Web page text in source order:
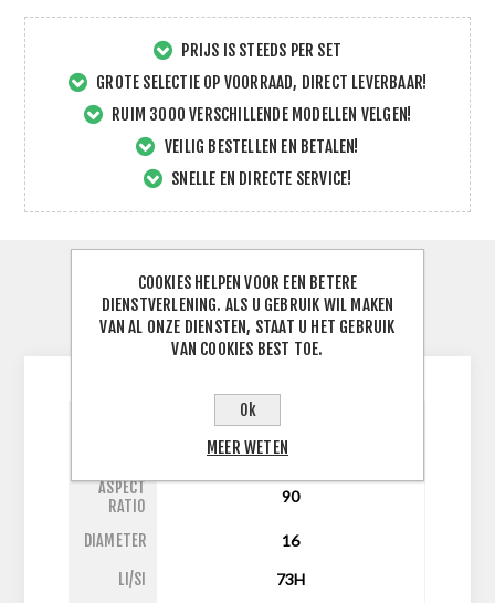
PRIJS IS STEEDS PER SET
GROTE SELECTIE OP VOORRAAD, DIRECT LEVERBAAR!
RUIM 3000 VERSCHILLENDE MODELLEN VELGEN!
VEILIG BESTELLEN EN BETALEN!
SNELLE EN DIRECTE SERVICE!
SPECIFICATIES
CONTACTEER ONS
130
ASPECT
RATIO
90
DIAMETER 16
LI/SI
73H
COOKIES HELPEN VOOR EEN BETERE
DIENSTVERLENING. ALS U GEBRUIK WIL MAKEN
VAN AL ONZE DIENSTEN, STAAT U HET GEBRUIK
VAN COOKIES BEST TOE.
Ok
MEER WETEN